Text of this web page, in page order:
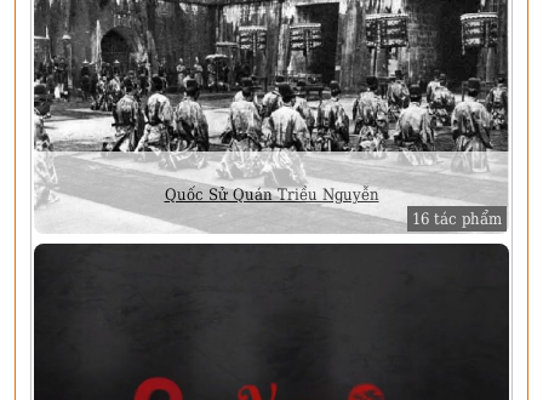
Quốc Sử Quán Triều Nguyễn
16 tác phẩm